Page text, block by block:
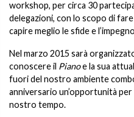
workshop, per circa 30
delegazioni, con lo scopo di
capire meglio le sfide e
Nel marzo 2015 sarà
conoscere il Pianoe la sua
fuori del nostro ambiente
anniversario un’opportunità
nostro tempo.